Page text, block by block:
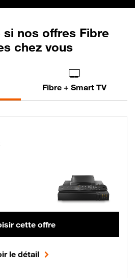
si nos offres Fibre
chez vous
Fibre + Smart TV
Livebox Lite Fibre
cette offre
le détail